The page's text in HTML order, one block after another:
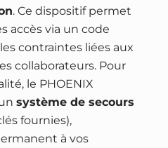
. Ce dispositif permet
accès via un code
contraintes liées aux
collaborateurs. Pour
le PHOENIX
système de secours
fournies),
à vos